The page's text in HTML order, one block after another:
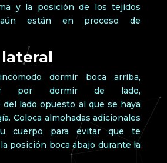
y la posición de los tejidos
están en proceso de
dormir boca arriba,
por dormir de lado,
lado opuesto al que se haya
Coloca almohadas adicionales
cuerpo para evitar que te
posición boca abajo durante la